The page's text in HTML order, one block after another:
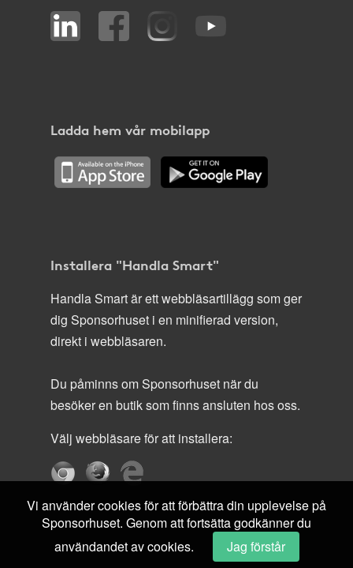
Ladda hem vår mobilapp
Installera "Handla Smart"
Handla Smart är ett webbläsartillägg som ger
dig Sponsorhuset i en minifierad version,
direkt i webbläsaren.
Du påminns om Sponsorhuset när du
besöker en butik som finns ansluten hos oss.
Välj webbläsare för att installera:
Vi använder cookies för att förbättra din upplevelse på
Sponsorhuset. Genom att fortsätta godkänner du
användandet av cookies.
Jag förstår